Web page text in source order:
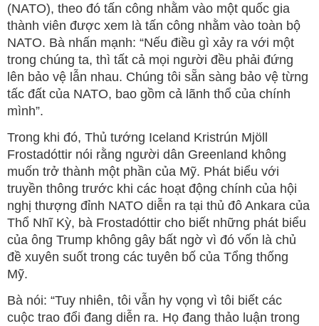
(NATO), theo đó tấn công nhằm vào một quốc gia
thành viên được xem là tấn công nhằm vào toàn bộ
NATO. Bà nhấn mạnh: “Nếu điều gì xảy ra với một
trong chúng ta, thì tất cả mọi người đều phải đứng
lên bảo vệ lẫn nhau. Chúng tôi sẵn sàng bảo vệ từng
tấc đất của NATO, bao gồm cả lãnh thổ của chính
mình”.
Trong khi đó, Thủ tướng Iceland Kristrún Mjöll
Frostadóttir nói rằng người dân Greenland không
muốn trở thành một phần của Mỹ. Phát biểu với
truyền thông trước khi các hoạt động chính của hội
nghị thượng đỉnh NATO diễn ra tại thủ đô Ankara của
Thổ Nhĩ Kỳ, bà Frostadóttir cho biết những phát biểu
của ông Trump không gây bất ngờ vì đó vốn là chủ
đề xuyên suốt trong các tuyên bố của Tổng thống
Mỹ.
Bà nói: “Tuy nhiên, tôi vẫn hy vọng vì tôi biết các
cuộc trao đổi đang diễn ra. Họ đang thảo luận trong